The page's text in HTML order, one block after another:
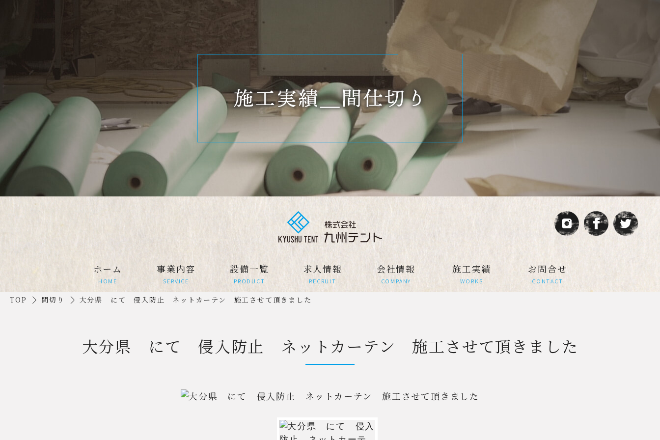
ホーム
HOME
事業内容
SERVICE
設備一覧
PRODUCT
求人情報
RECRUIT
会社情報
COMPANY
施工実績
WORKS
お問合せ
CONTACT
TOP 間切り 大分県 にて 侵入防止 ネットカーテン 施工させて頂きました
大分県 にて 侵入防止 ネットカーテン 施工させて頂きました